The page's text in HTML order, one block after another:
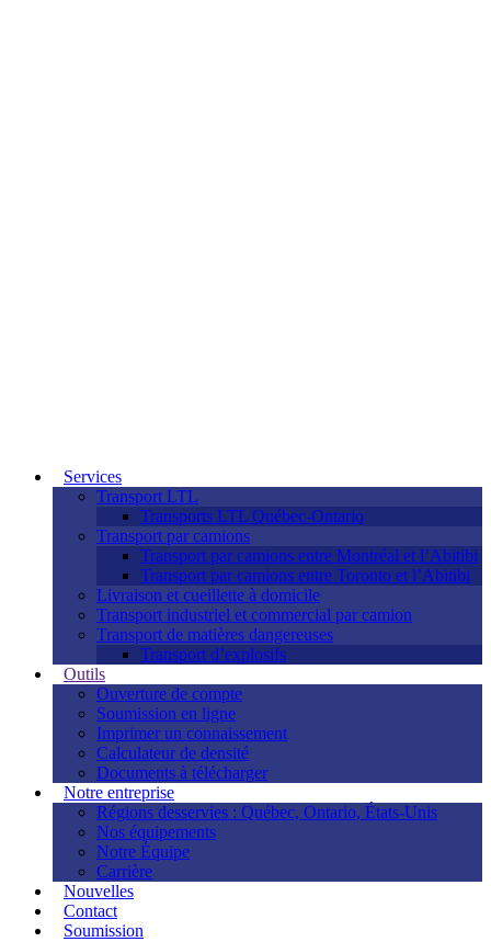
Services
Transport LTL
Transports LTL Québec-Ontario
Transport par camions
Transport par camions entre Montréal et l’Abitibi
Transport par camions entre Toronto et l’Abitibi
Livraison et cueillette à domicile
Transport industriel et commercial par camion
Transport de matières dangereuses
Transport d’explosifs
Outils
Ouverture de compte
Soumission en ligne
Imprimer un connaissement
Calculateur de densité
Documents à télécharger
Notre entreprise
Régions desservies : Québec, Ontario, États-Unis
Nos équipements
Notre Équipe
Carrière
Nouvelles
Contact
Soumission